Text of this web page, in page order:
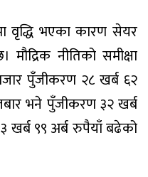
वृद्धि भएका कारण सेयर
नीतिको समीक्षा
पुँजीकरण २८ खर्ब ६२
भने पुँजीकरण ३२ खर्ब
खर्ब ९९ अर्ब रुपैयाँ बढेको